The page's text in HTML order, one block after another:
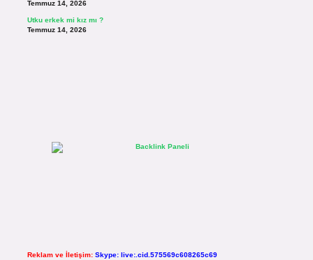
Temmuz 14, 2026
Utku erkek mi kız mı ?
Temmuz 14, 2026
Reklam ve İletişim: Skype: live:.cid.575569c608265c69